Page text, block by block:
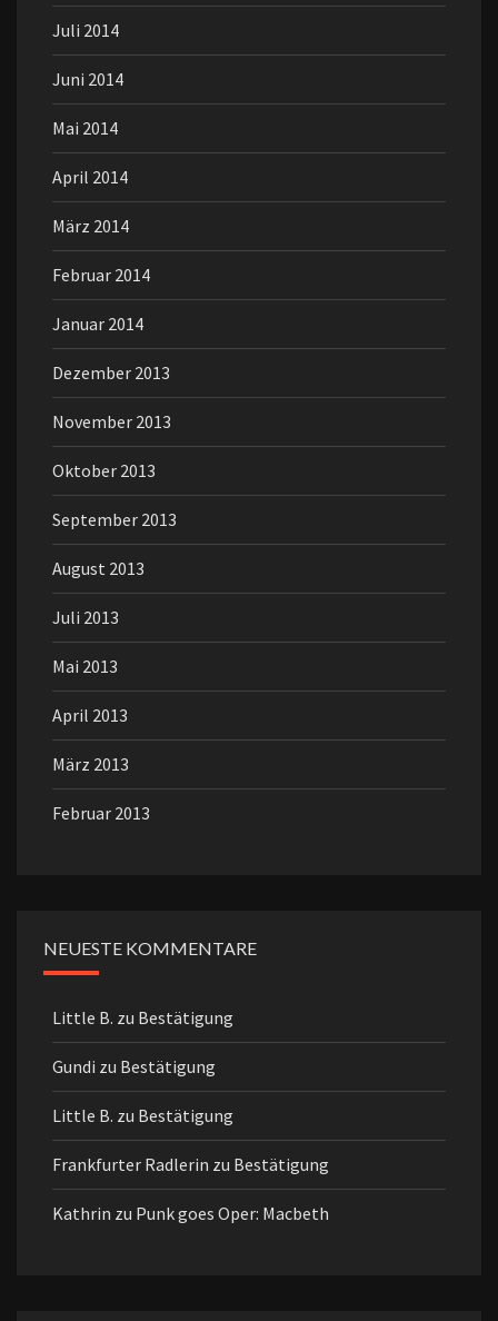
Juli 2014
Juni 2014
Mai 2014
April 2014
März 2014
Februar 2014
Januar 2014
Dezember 2013
November 2013
Oktober 2013
September 2013
August 2013
Juli 2013
Mai 2013
April 2013
März 2013
Februar 2013
NEUESTE KOMMENTARE
Little B. zu Bestätigung
Gundi zu Bestätigung
Little B. zu Bestätigung
Frankfurter Radlerin zu Bestätigung
Kathrin zu Punk goes Oper: Macbeth